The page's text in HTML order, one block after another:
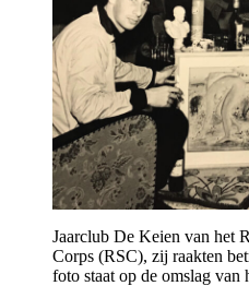
Jaarclub De Keien van het
Corps (RSC), zij raakten
foto staat op de omslag van